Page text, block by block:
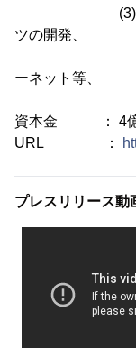
(3)映像、音
ツの開発、
企画、制作
ーネット等、
各種メデ
資本金 ： 4億
URL ：
プレスリリース動